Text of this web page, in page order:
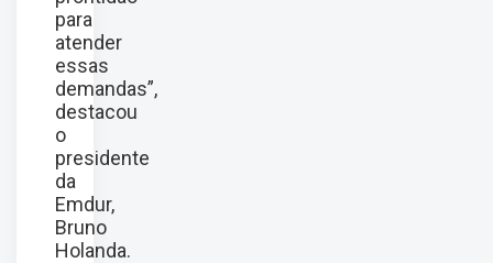
para
atender
essas
demandas”,
destacou
o
presidente
da
Emdur,
Bruno
Holanda.